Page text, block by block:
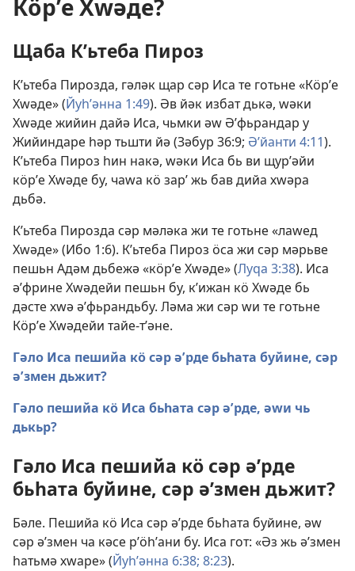
Кӧрʹе Хԝәде?
Щаба Кʹьтеба Пироз
Кʹьтеба Пирозда, гәләк щар сәр Иса те готьне «Кӧрʹе
Хԝәде» (Йуһʹәнна 1:49). Әв йәк избат дькә, ԝәки
Хԝәде жийин дайә Иса, чьмки әԝ Әʹфьрандар у
Жийиндаре һәр тьшти йә (Зәбур 36:9; Әʹйанти 4:11).
Кʹьтеба Пироз һин накә, ԝәки Иса бь ви щурʹәйи
кӧрʹе Хԝәде бу, чаԝа кӧ зарʹ жь бав дийа хԝәра
дьбә.
Кʹьтеба Пирозда сәр мәләка жи те готьне «лаԝед
Хԝәде» (Ибо 1:6). Кʹьтеба Пироз ӧса жи сәр мәрьве
пешьн Адәм дьбежә «кӧрʹе Хԝәде» (Луԛа 3:38). Иса
әʹфрине Хԝәдейи пешьн бу, кʹижан кӧ Хԝәде бь
дәсте хԝә әʹфьрандьбу. Ләма жи сәр ԝи те готьне
Кӧрʹе Хԝәдейи тайе-тʹәне.
Гәло Иса пешийа кӧ сәр әʹрде бьһата буйине, сәр
әʹзмен дьжит?
Гәло пешийа кӧ Иса бьһата сәр әʹрде, әԝи чь
дькьр?
Гәло Иса пешийа кӧ сәр әʹрде
бьһата буйине, сәр әʹзмен дьжит?
Бәле. Пешийа кӧ Иса сәр әʹрде бьһата буйине, әԝ
сәр әʹзмен ча кәсе рʹӧһʹани бу. Иса гот: «Әз жь әʹзмен
һатьмә хԝаре» (Йуһʹәнна 6:38; 8:23).